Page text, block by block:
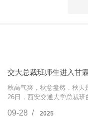
交大总裁班师生进入甘
秋高气爽，秋意盎然，秋天
26日，西安交通大学总裁班
学习与交流…
09-28 / 2025